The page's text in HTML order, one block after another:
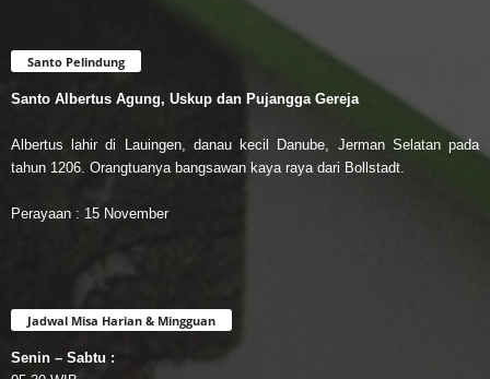
Santo Pelindung
Santo Albertus Agung, Uskup dan Pujangga Gereja
Albertus lahir di Lauingen, danau kecil Danube, Jerman Selatan pada
tahun 1206. Orangtuanya bangsawan kaya raya dari Bollstadt.
Perayaan : 15 November
Jadwal Misa Harian & Mingguan
Senin – Sabtu :